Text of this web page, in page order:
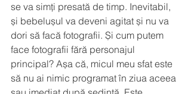
se va simți presată de timp. Inevitabil,
și bebelușul va deveni agitat și nu va
dori să facă fotografii. Și cum putem
face fotografii fără personajul
principal? Așa că, micul meu sfat este
să nu ai nimic programat în ziua aceea